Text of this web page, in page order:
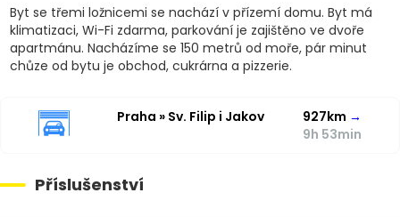
Byt se třemi ložnicemi se nachází v přízemí domu. Byt má
klimatizaci, Wi-Fi zdarma, parkování je zajištěno ve dvoře
apartmánu. Nacházíme se 150 metrů od moře, pár minut
chůze od bytu je obchod, cukrárna a pizzerie.
Praha » Sv. Filip i Jakov 927km →
9h 53min
Příslušenství